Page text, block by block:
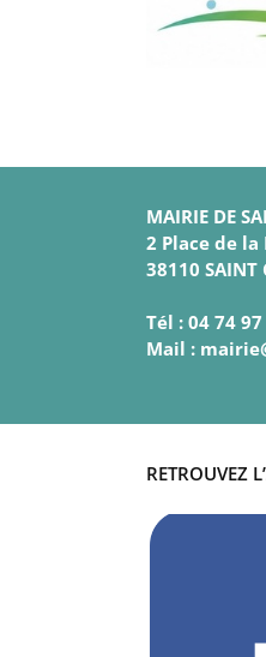
MAIRIE DE
2 Place de
38110 SAINT
Tél : 04 74
Mail :
RETROUVEZ